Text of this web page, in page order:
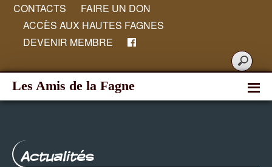
CONTACTS
FAIRE UN DON
ACCÈS AUX HAUTES FAGNES
DEVENIR MEMBRE
Les Amis de la Fagne
Actualités